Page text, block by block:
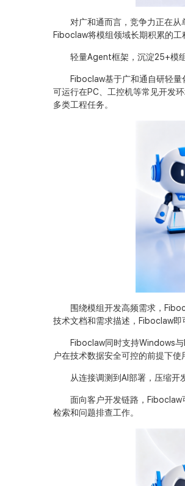
对广和通而言，竞争力正在从单
Fiboclaw将模组领域长期积累的
轻量Agent框架，沉淀25+模组
Fiboclaw基于广和通自研轻量
可运行在PC、工控机等常见开发
多类工程任务。
围绕模组开发高频需求，
技术文档和需求描述，Fiboclaw即
Fiboclaw同时支持Windows与
户在技术数据安全可控的前提下使
从连接调测到AI部署，压缩开
面向客户开发链路，Fiboclaw
检索和问题排查工作。